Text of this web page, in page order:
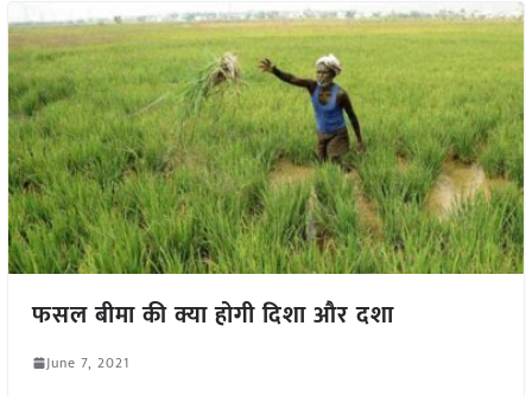
फसल बीमा की क्या होगी दिशा और दशा
June 7, 2021